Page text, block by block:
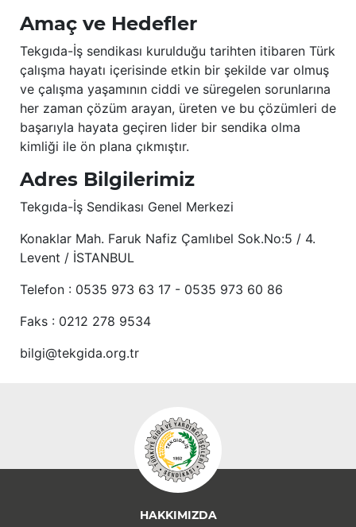
Amaç ve Hedefler
Tekgıda-İş sendikası kurulduğu tarihten itibaren Türk
çalışma hayatı içerisinde etkin bir şekilde var olmuş
ve çalışma yaşamının ciddi ve süregelen sorunlarına
her zaman çözüm arayan, üreten ve bu çözümleri de
başarıyla hayata geçiren lider bir sendika olma
kimliği ile ön plana çıkmıştır.
Adres Bilgilerimiz
Tekgıda-İş Sendikası Genel Merkezi
Konaklar Mah. Faruk Nafiz Çamlıbel Sok.No:5 / 4.
Levent / İSTANBUL
Telefon : 0535 973 63 17 - 0535 973 60 86
Faks : 0212 278 9534
bilgi@tekgida.org.tr
HAKKIMIZDA